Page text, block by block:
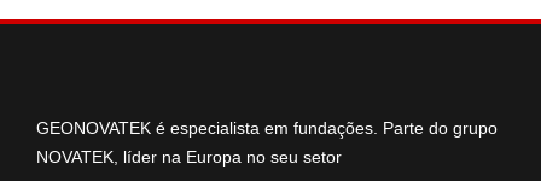
GEONOVATEK é especialista em fundações. Parte do grupo
NOVATEK, líder na Europa no seu setor